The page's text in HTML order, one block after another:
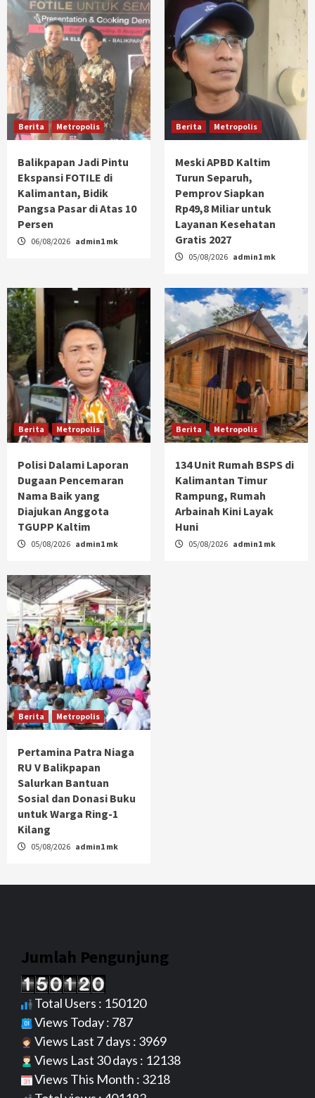
Berita Metropolis
Balikpapan Jadi Pintu
Ekspansi FOTILE di
Kalimantan, Bidik
Pangsa Pasar di Atas 10
Persen
06/08/2026 admin1 mk
Berita Metropolis
Meski APBD Kaltim
Turun Separuh,
Pemprov Siapkan
Rp49,8 Miliar untuk
Layanan Kesehatan
Gratis 2027
05/08/2026 admin1 mk
Berita Metropolis
Polisi Dalami Laporan
Dugaan Pencemaran
Nama Baik yang
Diajukan Anggota
TGUPP Kaltim
05/08/2026 admin1 mk
Berita Metropolis
134 Unit Rumah BSPS di
Kalimantan Timur
Rampung, Rumah
Arbainah Kini Layak
Huni
05/08/2026 admin1 mk
Berita Metropolis
Pertamina Patra Niaga
RU V Balikpapan
Salurkan Bantuan
Sosial dan Donasi Buku
untuk Warga Ring-1
Kilang
05/08/2026 admin1 mk
Jumlah Pengunjung
Total Users : 150120
Views Today : 787
Views Last 7 days : 3969
Views Last 30 days : 12138
Views This Month : 3218